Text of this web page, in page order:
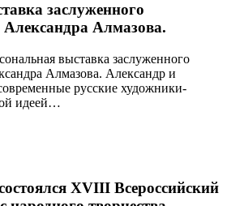
заслуженного
Алмазова.
выставка заслуженного
Алмазова. Александр и
русские художники-
идеей…
XVIII Всероссийский